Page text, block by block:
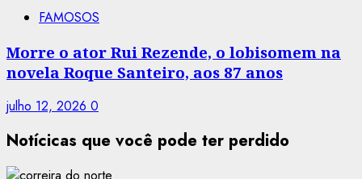
FAMOSOS
Morre o ator Rui Rezende, o lobisomem na
novela Roque Santeiro, aos 87 anos
julho 12, 2026 0
Notícicas que você pode ter perdido